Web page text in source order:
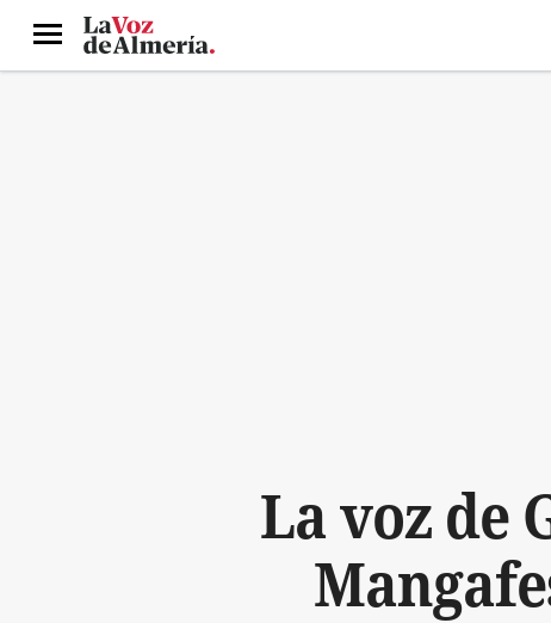
Menú
La voz de